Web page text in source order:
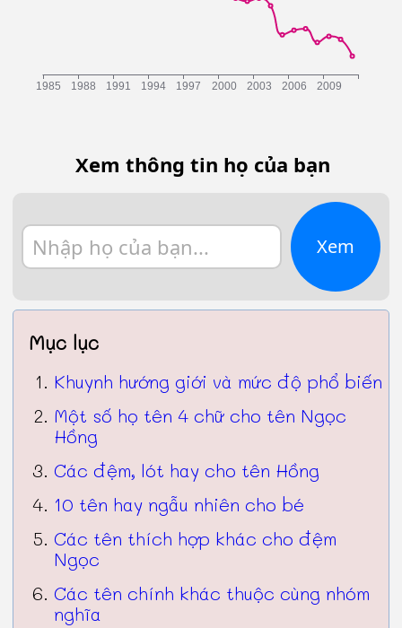
Xem thông tin họ của bạn
Xem
Mục lục
Khuynh hướng giới và mức độ phổ biến
Một số họ tên 4 chữ cho tên Ngọc
Hồng
Các đệm, lót hay cho tên Hồng
10 tên hay ngẫu nhiên cho bé
Các tên thích hợp khác cho đệm
Ngọc
Các tên chính khác thuộc cùng nhóm
nghĩa